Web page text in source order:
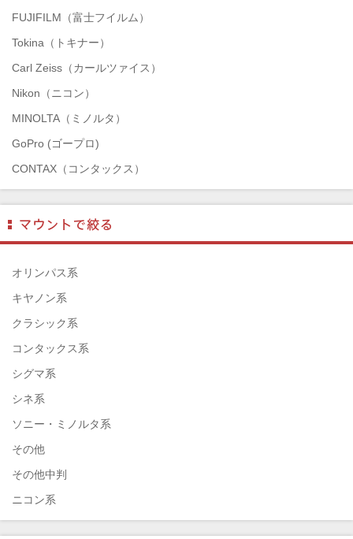
FUJIFILM（富士フイルム）
Tokina（トキナー）
Carl Zeiss（カールツァイス）
Nikon（ニコン）
MINOLTA（ミノルタ）
GoPro (ゴープロ)
CONTAX（コンタックス）
Mamiya（マミヤ）
TAMRON（タムロン）
SIGMA（シグマ）
HASSELBLAD（ハッセルブラッド）
EPSON（エプソン）
ENNA München（エナ）
ELEFOTO（エレフォト）
ELECOM（エレコム）
￼EIZO（エイゾ）
edelkrone（エーデンクローン）
Garmin（ガーミン）
Dust-Off（ダストオフ）
DreamMaker（ドリームメーカー）
オリンパス系
キヤノン系
クラシック系
コンタックス系
シグマ系
シネ系
ソニー・ミノルタ系
その他
その他中判
ニコン系